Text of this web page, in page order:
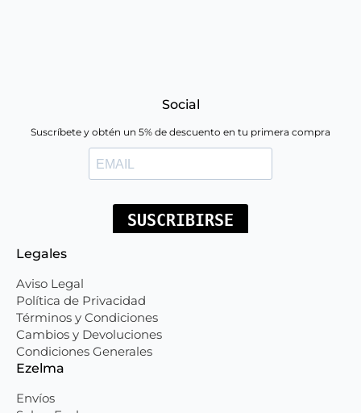
Social
Suscríbete y obtén un 5% de descuento en tu primera compra
Legales
Aviso Legal
Política de Privacidad
Términos y Condiciones
Cambios y Devoluciones
Condiciones Generales
Ezelma
Envíos